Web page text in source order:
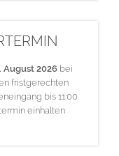
August 2026 bei
fristgerechten
bis 11:00
einhalten